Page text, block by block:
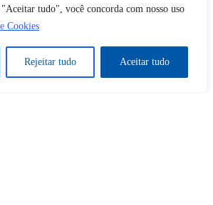
tudo", você concorda com nosso uso
Cookies
Rejeitar tudo Aceitar tudo
Sim